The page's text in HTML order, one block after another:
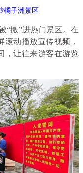
橘子洲景区
“搬”进热门景区。在
动播放宣传视频，
，让往来游客在游览